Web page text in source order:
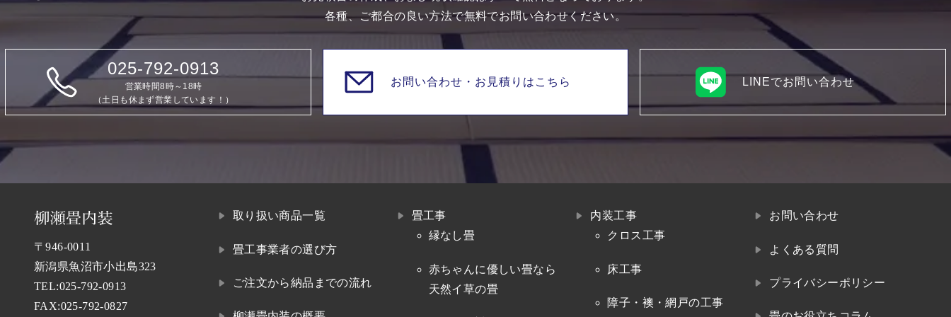
各種、ご都合の良い方法で無料でお問い合わせください。
025-792-0913
営業時間8時～18時
（土日も休まず営業しています！）
お問い合わせ・ お見積りはこちら LINEでお問い合わせ
〒946-0011
新潟県魚沼市小出島323
TEL:025-792-0913
FAX:025-792-0827
取り扱い商品一覧
畳工事業者の選び方
ご注文から納品までの流れ
畳工事
縁なし畳
赤ちゃんに優しい畳なら
天然イ草の畳
内装工事
クロス工事
床工事
障子・襖・網戸の工事
お問い合わせ
よくある質問
プライバシーポリシー